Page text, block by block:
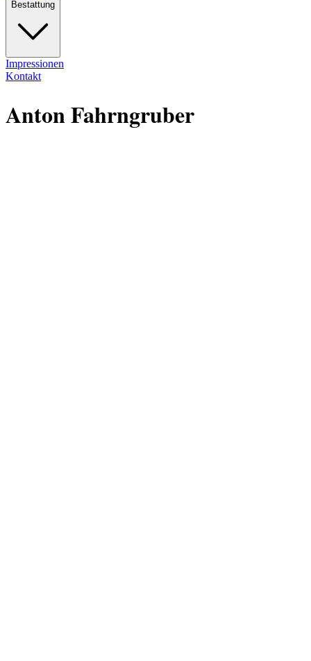
Bestattung
Impressionen
Kontakt
Anton Fahrngruber